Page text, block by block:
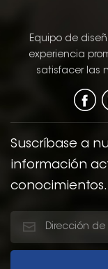
Equipo de
experiencia
satisfacer las
Suscríbase a
información
conocimientos.